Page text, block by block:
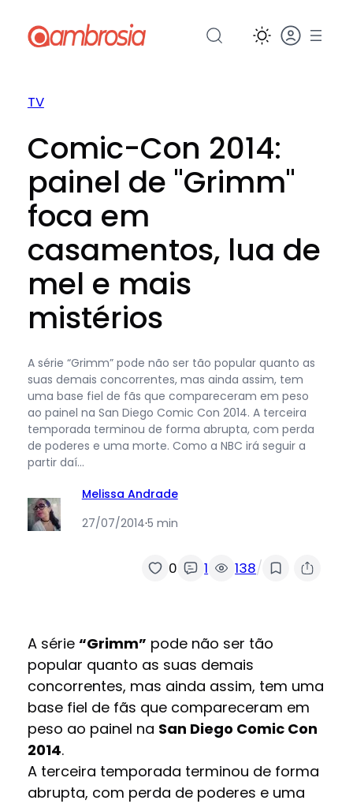
para
TV
Comic-Con 2014:
painel de "Grimm"
foca em
casamentos, lua de
mel e mais
mistérios
A série “Grimm” pode não ser tão popular quanto as
suas demais concorrentes, mas ainda assim, tem
uma base fiel de fãs que compareceram em peso
ao painel na San Diego Comic Con 2014. A terceira
temporada terminou de forma abrupta, com perda
de poderes e uma morte. Como a NBC irá seguir a
partir daí…
Melissa Andrade
27/07/2014·5 min
0 1 138/
A série “Grimm” pode não ser tão
popular quanto as suas demais
concorrentes, mas ainda assim, tem uma
base fiel de fãs que compareceram em
peso ao painel na San Diego Comic Con
2014.
A terceira temporada terminou de forma
abrupta, com perda de poderes e uma